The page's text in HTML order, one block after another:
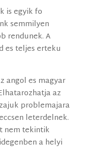
is egyik fo
semmilyen
rendunek. A
es teljes erteku
angol es magyar
az
problemajara
leterdelnek.
nem tekintik
a helyi